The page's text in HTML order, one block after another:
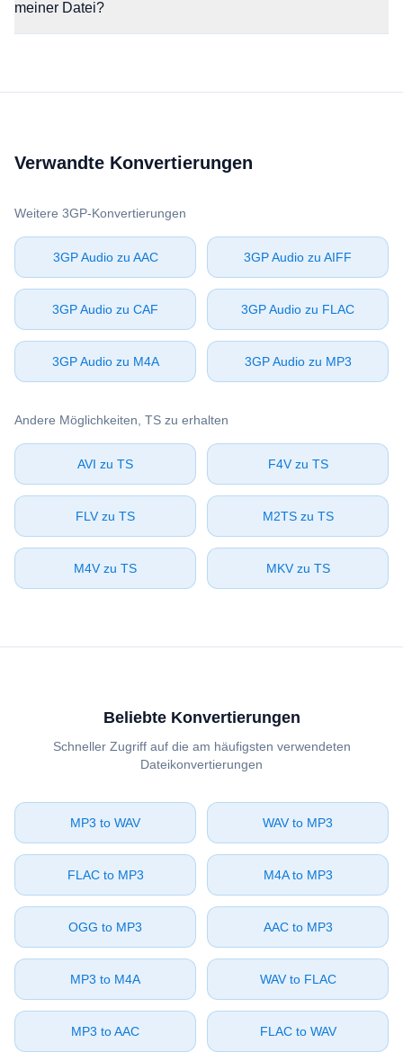
meiner Datei?
Verwandte Konvertierungen
Weitere ⁦3GP⁩-Konvertierungen
⁦3GP Audio⁩ zu ⁦AAC⁩ ⁦3GP Audio⁩ zu ⁦AIFF⁩
⁦3GP Audio⁩ zu ⁦CAF⁩ ⁦3GP Audio⁩ zu ⁦FLAC⁩
⁦3GP Audio⁩ zu ⁦M4A⁩ ⁦3GP Audio⁩ zu ⁦MP3⁩
Andere Möglichkeiten, ⁦TS⁩ zu erhalten
⁦AVI⁩ zu ⁦TS⁩ ⁦F4V⁩ zu ⁦TS⁩
⁦FLV⁩ zu ⁦TS⁩ ⁦M2TS⁩ zu ⁦TS⁩
⁦M4V⁩ zu ⁦TS⁩ ⁦MKV⁩ zu ⁦TS⁩
Beliebte Konvertierungen
Schneller Zugriff auf die am häufigsten verwendeten
Dateikonvertierungen
⁦MP3⁩ to ⁦WAV⁩ ⁦WAV⁩ to ⁦MP3⁩
⁦FLAC⁩ to ⁦MP3⁩ ⁦M4A⁩ to ⁦MP3⁩
⁦OGG⁩ to ⁦MP3⁩ ⁦AAC⁩ to ⁦MP3⁩
⁦MP3⁩ to ⁦M4A⁩ ⁦WAV⁩ to ⁦FLAC⁩
⁦MP3⁩ to ⁦AAC⁩ ⁦FLAC⁩ to ⁦WAV⁩